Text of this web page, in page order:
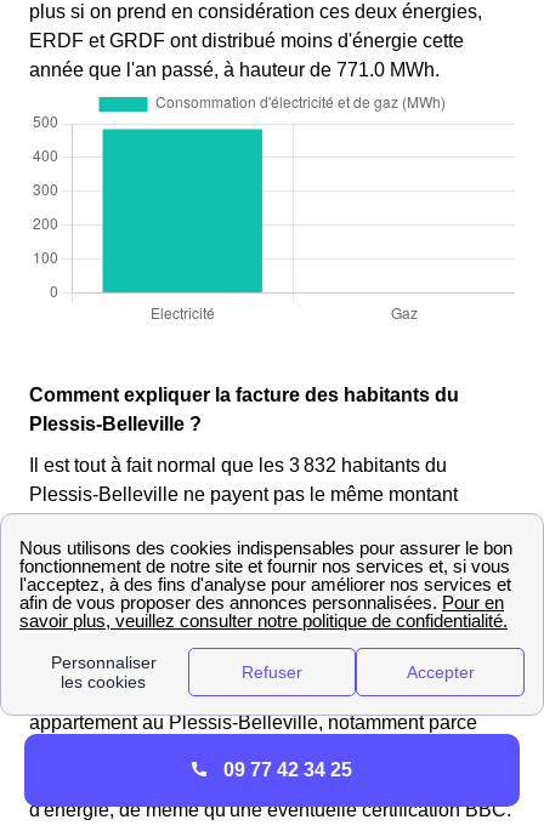
plus si on prend en considération ces deux énergies,
ERDF et GRDF ont distribué moins d'énergie cette
année que l'an passé, à hauteur de 771.0 MWh.
Comment expliquer la facture des habitants du
Plessis-Belleville ?
Il est tout à fait normal que les 3 832 habitants du
Plessis-Belleville ne payent pas le même montant
d'un coût qui varie très facilement.
D'abord, le montant d'une facture d'énergie au Plessis-
Belleville dépend du combustible utilisé, ainsi que du
type de chauffage du foyer l'habitant du Plessis-
Belleville. Ensuite, une maison consomme plus qu'un
appartement au Plessis-Belleville, notamment parce
d'équipements électriques joue également sur la facture
d'énergie, de même qu'une éventuelle certification BBC.
09 77 42 34 25